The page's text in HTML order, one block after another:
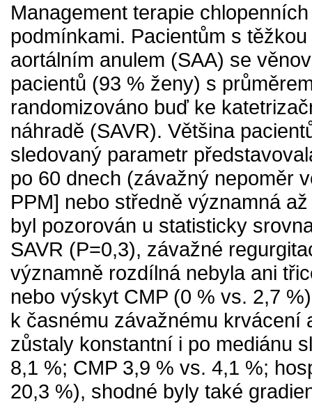
Management terapie
podmínkami. Pacientům s
aortálním anulem (SAA) se
pacientů (93 % ženy) s
randomizováno buď ke
náhradě (SAVR). Většina
sledovaný parametr
po 60 dnech (závažný nepoměr
PPM] nebo středně významná
byl pozorován u statisticky
SAVR (P=0,3), závažné
významně rozdílná nebyla ani
nebo výskyt CMP (0 % vs. 2,7
k časnému závažnému
zůstaly konstantní i po mediánu
8,1 %; CMP 3,9 % vs. 4,1 %;
20,3 %), shodné byly také